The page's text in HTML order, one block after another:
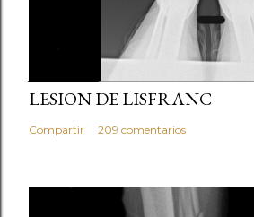
LESION DE LISFRANC
Compartir 209 comentarios